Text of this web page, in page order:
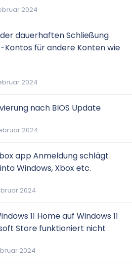
2024
dauerhaften Schließung
Kontos für andere Konten wie
2024
nach BIOS Update
2024
app Anmeldung schlägt
Windows, Xbox etc.
2024
11 Home auf Windows 11
Store funktioniert nicht
2024